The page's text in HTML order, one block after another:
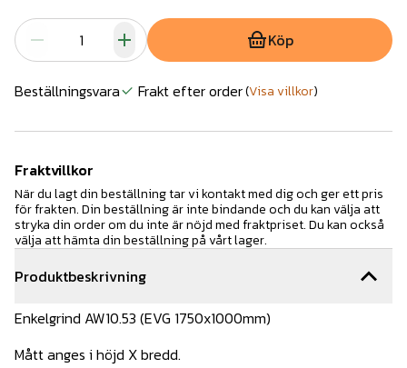
Produktbeskrivning
Enkelgrind AW10.53 (EVG 1750x1000mm)
Mått anges i höjd X bredd.
Köp
Beställningsvara Frakt efter order(Visa villkor)
Fraktvillkor
När du lagt din beställning tar vi kontakt med dig och ger ett pris
för frakten. Din beställning är inte bindande och du kan välja att
stryka din order om du inte är nöjd med fraktpriset. Du kan också
välja att hämta din beställning på vårt lager.